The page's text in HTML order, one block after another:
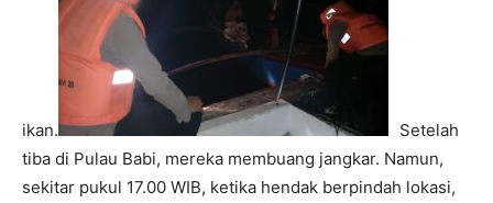
ikan.
Setelah
tiba di Pulau Babi, mereka membuang jangkar. Namun,
sekitar pukul 17.00 WIB, ketika hendak berpindah lokasi,